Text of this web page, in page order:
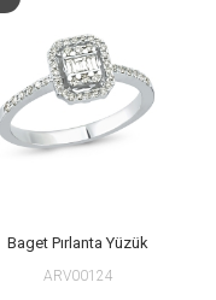
Baget Pırlanta Yüzük
ARV00124